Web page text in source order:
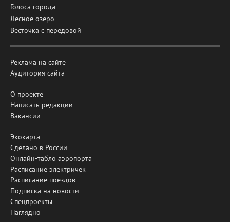
Голоса города
Лесное озеро
Весточка с передовой
Реклама на сайте
Аудитория сайта
О проекте
Написать редакции
Вакансии
Экокарта
Сделано в России
Онлайн-табло аэропорта
Расписание электричек
Расписание поездов
Подписка на новости
Спецпроекты
Наглядно